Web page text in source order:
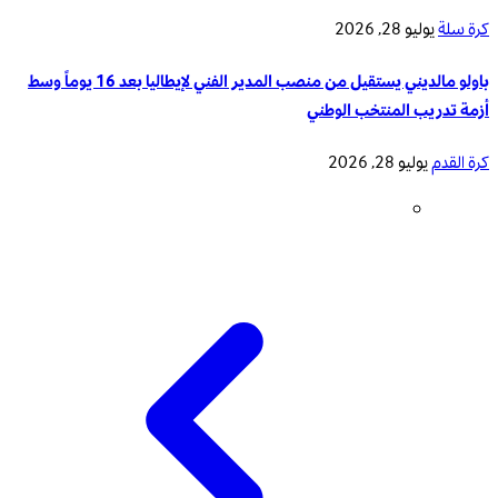
كرة سلةيوليو 28, 2026
باولو مالديني يستقيل من منصب المدير الفني لإيطاليا بعد 16 يوماً وسط
أزمة تدريب المنتخب الوطني
كرة القدميوليو 28, 2026